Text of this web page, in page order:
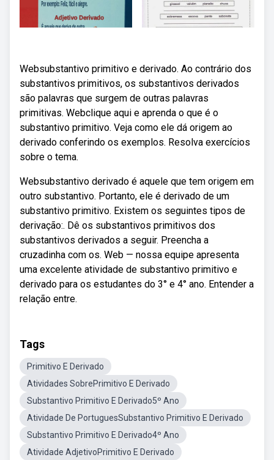
Websubstantivo primitivo e derivado. Ao contrário dos
substantivos primitivos, os substantivos derivados
são palavras que surgem de outras palavras
primitivas. Webclique aqui e aprenda o que é o
substantivo primitivo. Veja como ele dá origem ao
derivado conferindo os exemplos. Resolva exercícios
sobre o tema.
Websubstantivo derivado é aquele que tem origem em
outro substantivo. Portanto, ele é derivado de um
substantivo primitivo. Existem os seguintes tipos de
derivação:. Dê os substantivos primitivos dos
substantivos derivados a seguir. Preencha a
cruzadinha com os. Web — nossa equipe apresenta
uma excelente atividade de substantivo primitivo e
derivado para os estudantes do 3° e 4° ano. Entender a
relação entre.
Tags
Primitivo E Derivado
Atividades SobrePrimitivo E Derivado
Substantivo Primitivo E Derivado5º Ano
Atividade De PortuguesSubstantivo Primitivo E Derivado
Substantivo Primitivo E Derivado4º Ano
Atividade AdjetivoPrimitivo E Derivado